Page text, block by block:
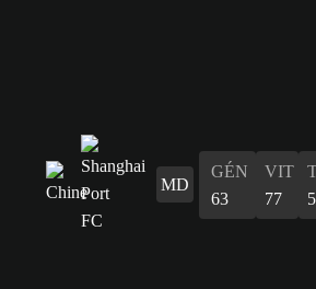
MD
GÉN
63
VIT
77